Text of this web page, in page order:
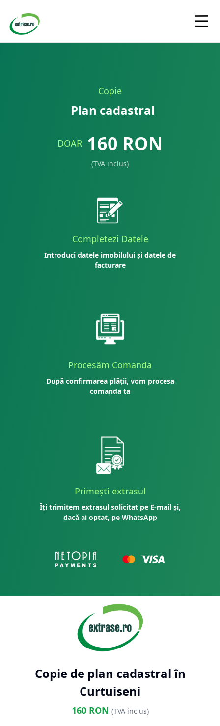
Copie
Plan cadastral
DOAR 160 RON
(TVA inclus)
Completezi Datele
Introduci datele imobilului și datele de
facturare
Procesăm Comanda
După confirmarea plății, vom procesa
comanda ta
Primești extrasul
Îți trimitem extrasul solicitat pe E-mail și,
dacă ai optat, pe WhatsApp
Copie de plan cadastral în
Curtuiseni
160RON (TVA inclus)